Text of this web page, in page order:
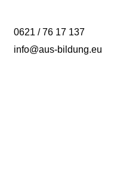
0621 / 76 17 137
info@aus-bildung.eu